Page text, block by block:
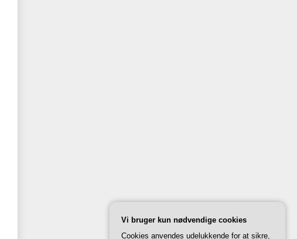
Vi bruger kun nødvendige cookies
Cookies anvendes udelukkende for at sikre,